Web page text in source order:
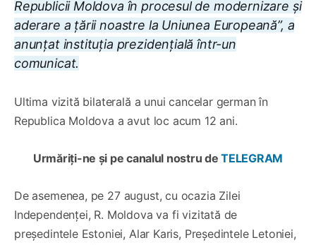
Republicii Moldova în procesul de modernizare și
aderare a țării noastre la Uniunea Europeană”, a
anunțat instituția prezidențială într-un
comunicat.
Ultima vizită bilaterală a unui cancelar german în
Republica Moldova a avut loc acum 12 ani.
Urmăriți-ne și pe canalul nostru deTELEGRAM
De asemenea, pe 27 august, cu ocazia Zilei
Independenței, R. Moldova va fi vizitată de
președintele Estoniei, Alar Karis, Președintele Letoniei,